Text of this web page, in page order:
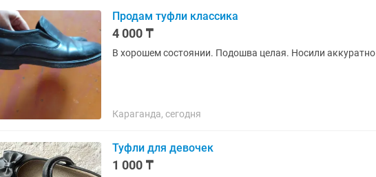
Продам туфли классика
4 000 ₸
В хорошем состоянии. Подошва целая. Носили аккуратно
Караганда, сегодня
Туфли для девочек
1 000 ₸